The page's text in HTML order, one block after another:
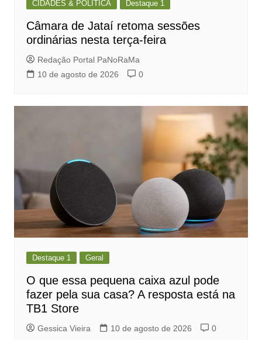
CIDADES & POLÍTICA Destaque 1
Câmara de Jataí retoma sessões
ordinárias nesta terça-feira
Redação Portal PaNoRaMa
10 de agosto de 2026
0
Destaque 1 Geral
O que essa pequena caixa azul pode
fazer pela sua casa? A resposta está na
TB1 Store
Gessica Vieira 10 de agosto de 2026 0